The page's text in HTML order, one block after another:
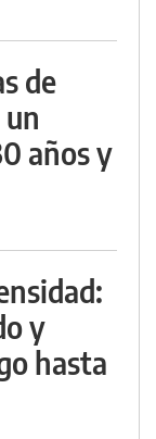
de
años y
y
hasta